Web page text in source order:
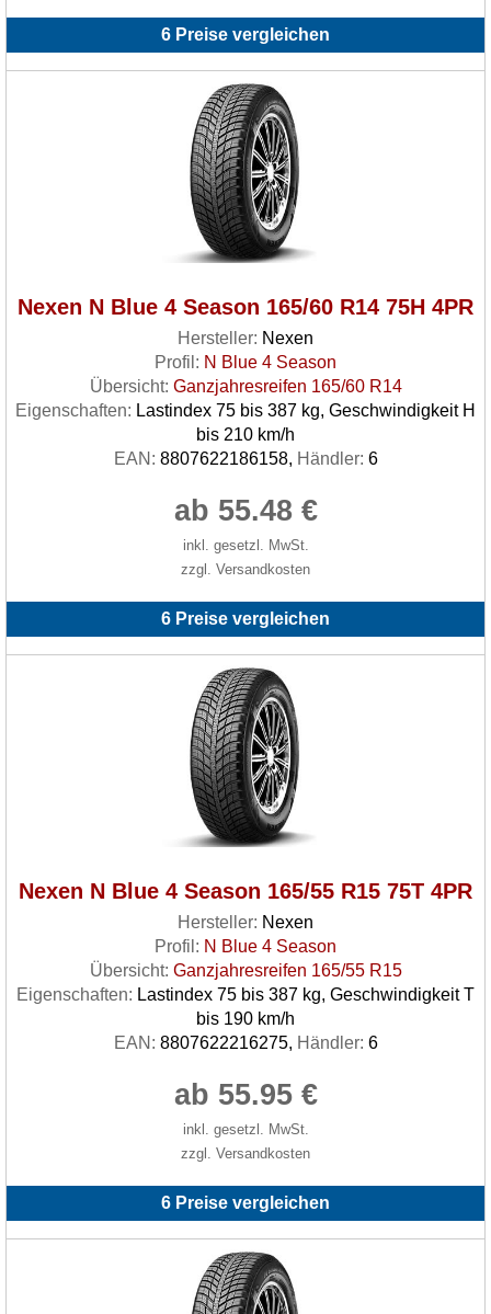
6 Preise vergleichen
Nexen N Blue 4 Season 165/60 R14 75H 4PR
Hersteller: Nexen
Profil: N Blue 4 Season
Übersicht: Ganzjahresreifen 165/60 R14
Eigenschaften: Lastindex 75 bis 387 kg, Geschwindigkeit H
bis 210 km/h
EAN: 8807622186158, Händler: 6
ab 55.48 €
inkl. gesetzl. MwSt.
zzgl. Versandkosten
6 Preise vergleichen
Nexen N Blue 4 Season 165/55 R15 75T 4PR
Hersteller: Nexen
Profil: N Blue 4 Season
Übersicht: Ganzjahresreifen 165/55 R15
Eigenschaften: Lastindex 75 bis 387 kg, Geschwindigkeit T
bis 190 km/h
EAN: 8807622216275, Händler: 6
ab 55.95 €
inkl. gesetzl. MwSt.
zzgl. Versandkosten
6 Preise vergleichen